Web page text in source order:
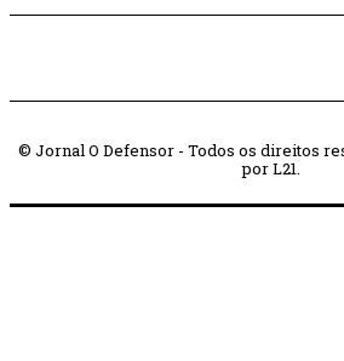
© Jornal O Defensor - Todos os direitos
por L21.